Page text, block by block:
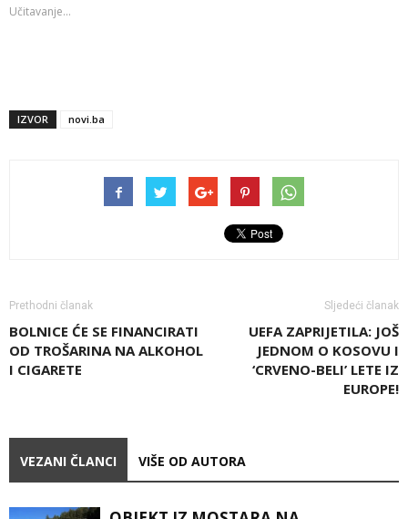
Učitavanje...
IZVOR novi.ba
Prethodni članak
BOLNICE ĆE SE FINANCIRATI
OD TROŠARINA NA ALKOHOL
I CIGARETE
Sljedeći članak
UEFA ZAPRIJETILA: JOŠ
JEDNOM O KOSOVU I
‘CRVENO-BELI’ LETE IZ
EUROPE!
VEZANI ČLANCI VIŠE OD AUTORA